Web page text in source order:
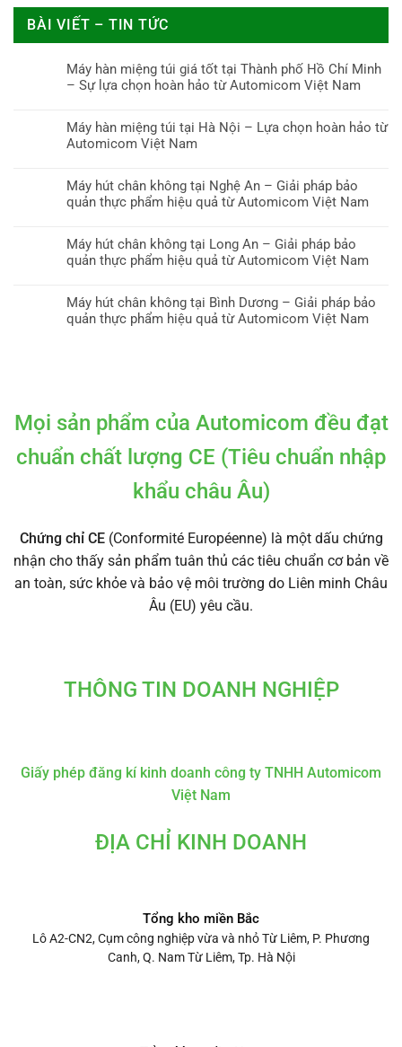
BÀI VIẾT – TIN TỨC
Máy hàn miệng túi giá tốt tại Thành phố Hồ Chí Minh
– Sự lựa chọn hoàn hảo từ Automicom Việt Nam
Máy hàn miệng túi tại Hà Nội – Lựa chọn hoàn hảo từ
Automicom Việt Nam
Máy hút chân không tại Nghệ An – Giải pháp bảo
quản thực phẩm hiệu quả từ Automicom Việt Nam
Máy hút chân không tại Long An – Giải pháp bảo
quản thực phẩm hiệu quả từ Automicom Việt Nam
Máy hút chân không tại Bình Dương – Giải pháp bảo
quản thực phẩm hiệu quả từ Automicom Việt Nam
Mọi sản phẩm của Automicom đều đạt
chuẩn chất lượng CE (Tiêu chuẩn nhập
khẩu châu Âu)
Chứng chỉ CE(Conformité Européenne) là một dấu chứng
nhận cho thấy sản phẩm tuân thủ các tiêu chuẩn cơ bản về
an toàn, sức khỏe và bảo vệ môi trường do Liên minh Châu
Âu (EU) yêu cầu.
THÔNG TIN DOANH NGHIỆP
Giấy phép đăng kí kinh doanh công ty TNHH Automicom
Việt Nam
ĐỊA CHỈ KINH DOANH
Tổng kho miền Bắc
Lô A2-CN2, Cụm công nghiệp vừa và nhỏ Từ Liêm, P. Phương
Canh, Q. Nam Từ Liêm, Tp. Hà Nội